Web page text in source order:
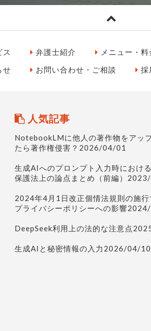
ス 弁護士紹介 メニュー・料
せ
お問い合わせ・ご相談 採
人気記事
NotebookLMに他人の著作物をアッ
たら著作権侵害？2026/04/01
生成AIへのプロンプト入力時におけ
保護法上の論点まとめ（前編）
2024年4月1日改正個情法規則の施行
プライバシーポリシーへの影響
DeepSeek利用上の法的な注意点
生成AIと秘密情報の入力2026/04/10